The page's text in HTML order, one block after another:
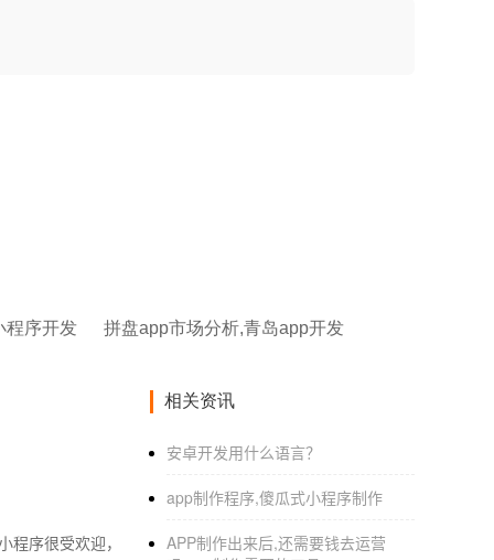
程序开发 拼盘app市场分析,青岛app开发
相关资讯
安卓开发用什么语言？
app制作程序,傻瓜式小程序制作
APP制作出来后,还需要钱去运营